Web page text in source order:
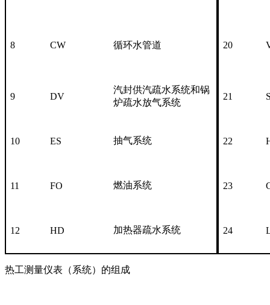
8 CW 循环水管道 20
9 DV
汽封供汽疏水系统和锅
炉疏水放气系统
21
10 ES 抽气系统 22
11 FO 燃油系统 23
12 HD 加热器疏水系统 24
热工测量仪表（系统）的组成